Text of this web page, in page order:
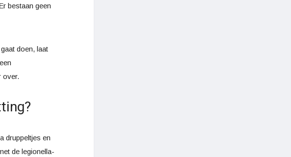
bestaan geen
doen, laat
over.
druppeltjes en
de legionella-